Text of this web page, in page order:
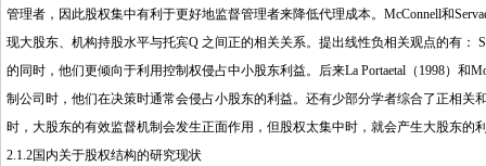
管理者，因此股权集中有利于更好地监督管理者来降低代理成本。McConnell和
现大股东、机构持股水平与托宾Q 之间正的相关关系。提出线性负相关观点的有：
的同时，他们更倾向于利用控制权侵占中小股东利益。后来La Portaetal（1998）
制公司时，他们在决策时通常会侵占小股东的利益。还有少部分学者综合了正相
时，大股东的有效监督机制会发生正面作用，但股权太集中时，就会产生大股东的
2.1.2国内关于股权结构的研究现状